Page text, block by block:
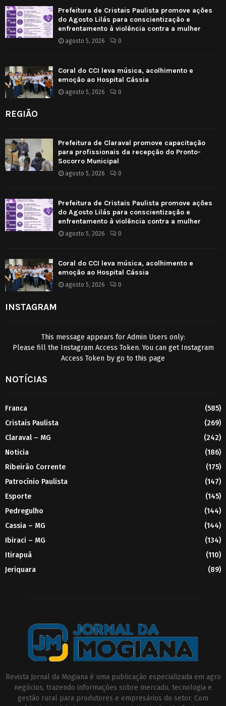
Prefeitura de Cristais Paulista promove ações
do Agosto Lilás para conscientização e
enfrentamento à violência contra a mulher
agosto 5, 2026 0
Coral do CCI leva música, acolhimento e
emoção ao Hospital Cássia
agosto 5, 2026 0
REGIÃO
Prefeitura de Claraval promove capacitação
para profissionais da recepção do Pronto-
Socorro Municipal
agosto 5, 2026 0
Prefeitura de Cristais Paulista promove ações
do Agosto Lilás para conscientização e
enfrentamento à violência contra a mulher
agosto 5, 2026 0
Coral do CCI leva música, acolhimento e
emoção ao Hospital Cássia
agosto 5, 2026 0
INSTAGRAM
This message appears for Admin Users only:
Please fill the Instagram Access Token. You can get Instagram
Access Token by go to this page
NOTÍCIAS
Franca
(585)
Cristais Paulista
(269)
Claraval – MG
(242)
Noticia
(186)
Ribeirão Corrente
(175)
Patrocínio Paulista
(147)
Esporte
(145)
Pedregulho
(144)
Cassia – MG
(144)
Ibiraci – MG
(134)
Itirapuã
(110)
Jeriquara
(89)
Revista Jornal da Mogiana é uma publicação especializada em agro
negócios, trazendo informações sobre mercado, tecnologia e
gestão rural para produtores e empresários do setor. Com